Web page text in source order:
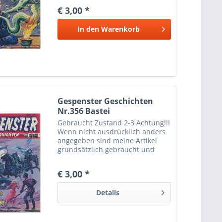
Trotzdem bin ich ständig bemüht
die Artikel nach bestem Wissen
€ 3,00 *
In den Warenkorb
Gespenster Geschichten
Nr.356 Bastei
Gebraucht Zustand 2-3 Achtung!!!
Wenn nicht ausdrücklich anders
angegeben sind meine Artikel
grundsätzlich gebraucht und
Trotzdem bin ich ständig bemüht
die Artikel nach bestem Wissen
€ 3,00 *
Details